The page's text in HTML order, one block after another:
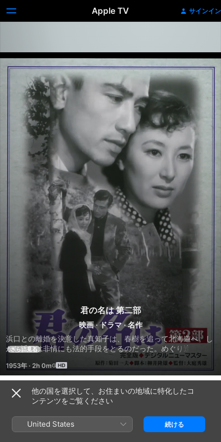
Apple TV サインイン
君の名は 第二部
映画 ·ドラマ ·名作
浜口との離婚を決意した真知子は、春樹を追って北海道へ。し
かし浜口は非情にも法的手段をとるのだった。めぐり逢いの東
京、情熱の鳥羽、そして別離の佐渡へとさまよったふたりの純
愛。この第２部では雄大な北海道へと舞台は移り、真知子と春
樹の波乱のドラマはなおも続いていく。心ならずも他の男と結
婚してしまい、子を宿してしまった真知子。それを知った春樹
は、傷心を抱いて北海道へ。雄大な自然を相手に牧場で働く彼
は、そこでアイヌ娘・ユミに出会う。ユミは真知子とは正反対
の情熱的で大胆な女。アイヌ人の婚約者がいながらも、春樹を
熱愛するのだった。一方、春樹を忘れられない真知子は、たび
さらに見る
1953年 · 2h 0m
予告編
他の国を選択して、お住まいの地域に特化したコ
ンテンツをご覧ください
United States 続ける